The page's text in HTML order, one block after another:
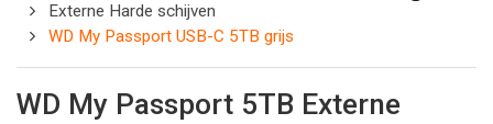
Externe Harde schijven
WD My Passport USB-C 5TB grijs
WD My Passport 5TB Externe